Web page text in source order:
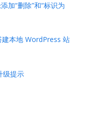
加“删除”和“标识为
本地 WordPress 站
级提示